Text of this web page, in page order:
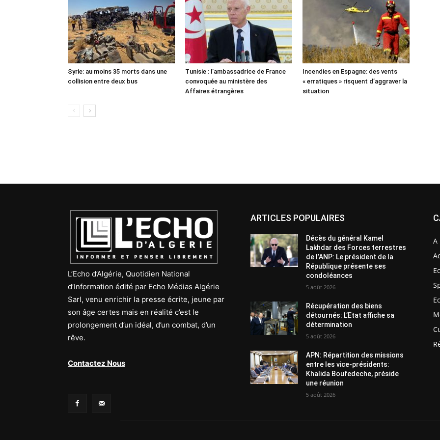
Syrie: au moins 35 morts dans une
collision entre deux bus
Tunisie : l’ambassadrice de France
convoquée au ministère des
Affaires étrangères
Incendies en Espagne: des vents
« erratiques » risquent d’aggraver la
situation
L’Echo d’Algérie, Quotidien National
d’Information édité par Echo Médias Algérie
Sarl, venu enrichir la presse écrite, jeune par
son âge certes mais en réalité c’est le
prolongement d’un idéal, d’un combat, d’un
rêve.
Contactez Nous
ARTICLES POPULAIRES
Décès du général Kamel
Lakhdar des Forces terrestres
de l’ANP: Le président de la
République présente ses
condoléances
5 août 2026
Récupération des biens
détournés: L’Etat affiche sa
détermination
5 août 2026
APN: Répartition des missions
entre les vice-présidents:
Khalida Boufedeche, préside
une réunion
5 août 2026
A